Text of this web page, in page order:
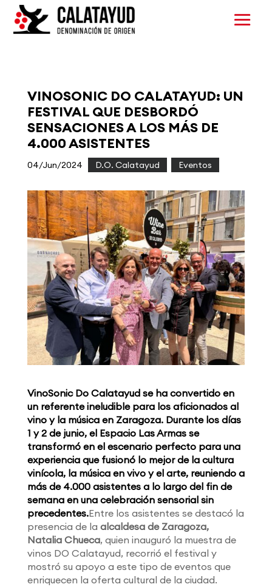
VINOSONIC DO CALATAYUD: UN
FESTIVAL QUE DESBORDÓ
SENSACIONES A LOS MÁS DE
4.000 ASISTENTES
04/Jun/2024 D.O. Calatayud Eventos
VinoSonic Do Calatayud se ha convertido en
un referente ineludible para los aficionados al
vino y la música en Zaragoza. Durante los días
1 y 2 de junio, el Espacio Las Armas se
transformó en el escenario perfecto para una
experiencia que fusionó lo mejor de la cultura
vinícola, la música en vivo y el arte, reuniendo a
más de 4.000 asistentes a lo largo del fin de
semana en una celebración sensorial sin
precedentes.Entre los asistentes se destacó la
presencia de la alcaldesa de Zaragoza,
Natalia Chueca, quien inauguró la muestra de
vinos DO Calatayud, recorrió el festival y
mostró su apoyo a este tipo de eventos que
enriquecen la oferta cultural de la ciudad.